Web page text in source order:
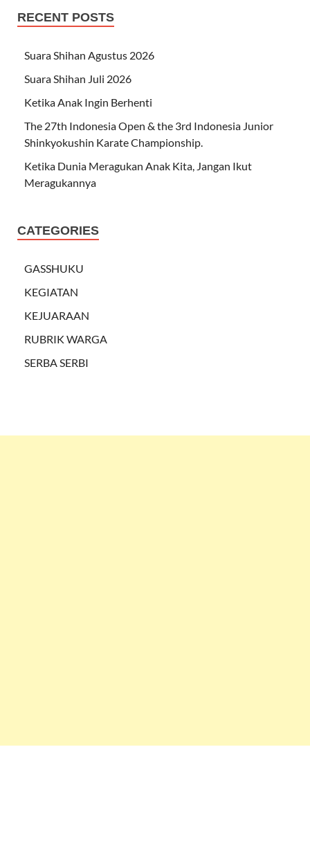
RECENT POSTS
Suara Shihan Agustus 2026
Suara Shihan Juli 2026
Ketika Anak Ingin Berhenti
The 27th Indonesia Open & the 3rd Indonesia Junior
Shinkyokushin Karate Championship.
Ketika Dunia Meragukan Anak Kita, Jangan Ikut
Meragukannya
CATEGORIES
GASSHUKU
KEGIATAN
KEJUARAAN
RUBRIK WARGA
SERBA SERBI